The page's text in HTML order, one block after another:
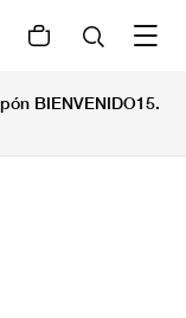
BIENVENIDO15.